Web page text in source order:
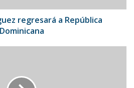
regresará a República
Dominicana